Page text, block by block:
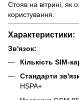
Стояв на вітрині, як
користування.
Характеристики:
Зв'язок:
Кількість SIM-
Стандарти
HSPA+